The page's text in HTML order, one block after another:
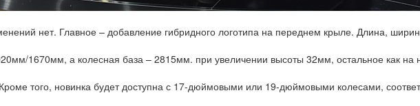
нет. Главное – добавление гибридного логотипа на переднем крыле. Длина,
1670мм, а колесная база – 2815мм. при увеличении высоты 32мм, остальное как на
того, новинка будет доступна с 17-дюймовыми или 19-дюймовыми колесами,